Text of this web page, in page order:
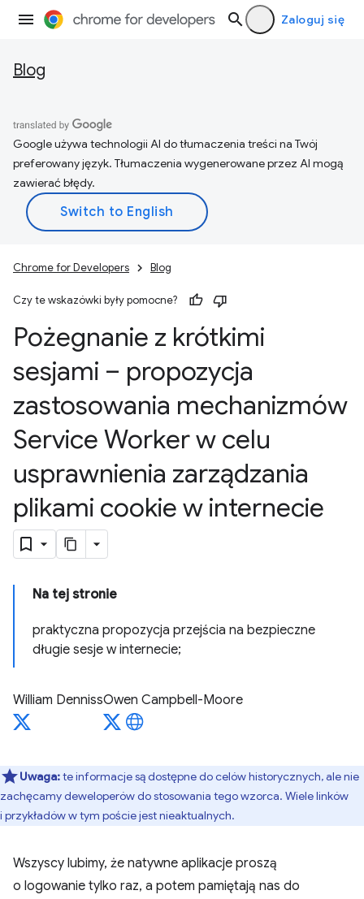
Zaloguj się
Blog
Google używa technologii AI do tłumaczenia treści na Twój
preferowany język. Tłumaczenia wygenerowane przez AI mogą
zawierać błędy.
Chrome for Developers Blog
Czy te wskazówki były pomocne?
Pożegnanie z krótkimi
sesjami – propozycja
zastosowania mechanizmów
Service Worker w celu
usprawnienia zarządzania
plikami cookie w internecie
Na tej stronie
praktyczna propozycja przejścia na bezpieczne
długie sesje w internecie;
William DennissOwen Campbell-Moore
Uwaga:te informacje są dostępne do celów historycznych, ale nie
zachęcamy deweloperów do stosowania tego wzorca. Wiele linków
i przykładów w tym poście jest nieaktualnych.
Wszyscy lubimy, że natywne aplikacje proszą
o logowanie tylko raz, a potem pamiętają nas do